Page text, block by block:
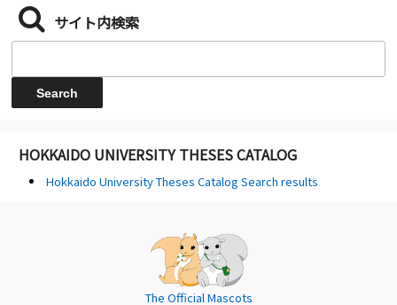
サイト内検索
HOKKAIDO UNIVERSITY THESES CATALOG
Hokkaido University Theses Catalog Search results
The Official Mascots